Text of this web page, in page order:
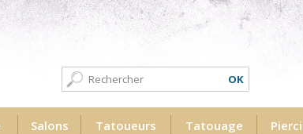
Formulaire de recherche Recherche
Salons Tatoueurs Tatouage